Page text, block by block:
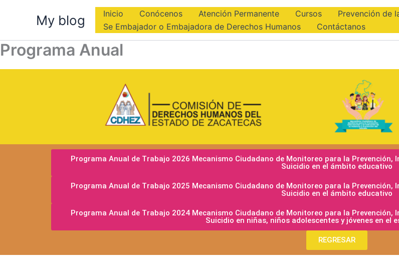
My blog Inicio Conócenos Atención Permanente Cursos
Prevención de
Se Embajador o Embajadora de Derechos Humanos
Contáctanos
Programa Anual
Programa Anual de Trabajo 2026 Mecanismo Ciudadano de Monitoreo para la Prevención,
Suicidio en el ámbito educativo
Programa Anual de Trabajo 2025 Mecanismo Ciudadano de Monitoreo para la Prevención,
Suicidio en el ámbito educativo
Programa Anual de Trabajo 2024 Mecanismo Ciudadano de Monitoreo para la Prevención,
Suicidio en niñas, niños adolescentes y jóvenes en el
REGRESAR